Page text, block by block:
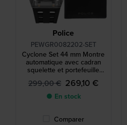
Police
PEWGR0082202-SET
Cyclone Set 44 mm Montre
automatique avec cadran
squelette et portefeuille
gratuit
299,00 € 269,10 €
● En stock
Comparer